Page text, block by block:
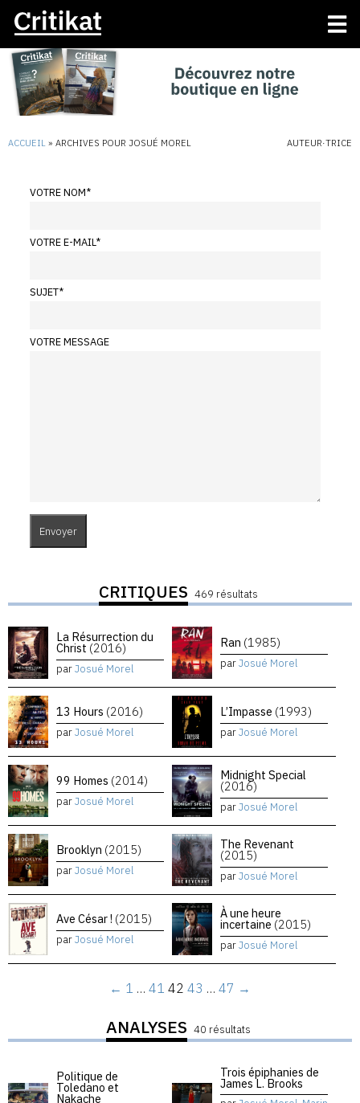
ACCUEIL » ARCHIVES POUR JOSUÉ MOREL AUTEUR·TRICE
VOTRE NOM*
VOTRE E-MAIL*
SUJET*
VOTRE MESSAGE
CRITIQUES 469 résultats
La Résurrection du
Christ (2016)
parJosué Morel
Ran (1985)
parJosué Morel
13 Hours (2016)
parJosué Morel
L’Impasse (1993)
parJosué Morel
99 Homes (2014)
parJosué Morel
Midnight Special
(2016)
parJosué Morel
Brooklyn (2015)
parJosué Morel
The Revenant
(2015)
parJosué Morel
Ave César ! (2015)
parJosué Morel
À une heure
incertaine (2015)
parJosué Morel
← 1 … 41 42 43 … 47 →
ANALYSES 40 résultats
Politique de
Toledano et
Nakache
Trois épiphanies de
James L. Brooks